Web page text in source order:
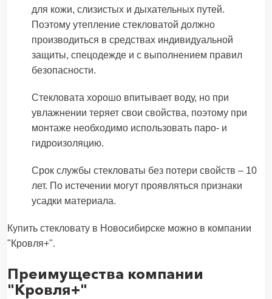
для кожи, слизистых и дыхательных путей.
Поэтому утепление стекловатой должно
производиться в средствах индивидуальной
защиты, спецодежде и с выполнением правил
безопасности.
Стекловата хорошо впитывает воду, но при
увлажнении теряет свои свойства, поэтому при
монтаже необходимо использовать паро- и
гидроизоляцию.
Срок службы стекловаты без потери свойств – 10
лет. По истечении могут проявляться признаки
усадки материала.
Купить стекловату в Новосибирске можно в компании
"Кровля+".
Преимущества компании
"Кровля+"